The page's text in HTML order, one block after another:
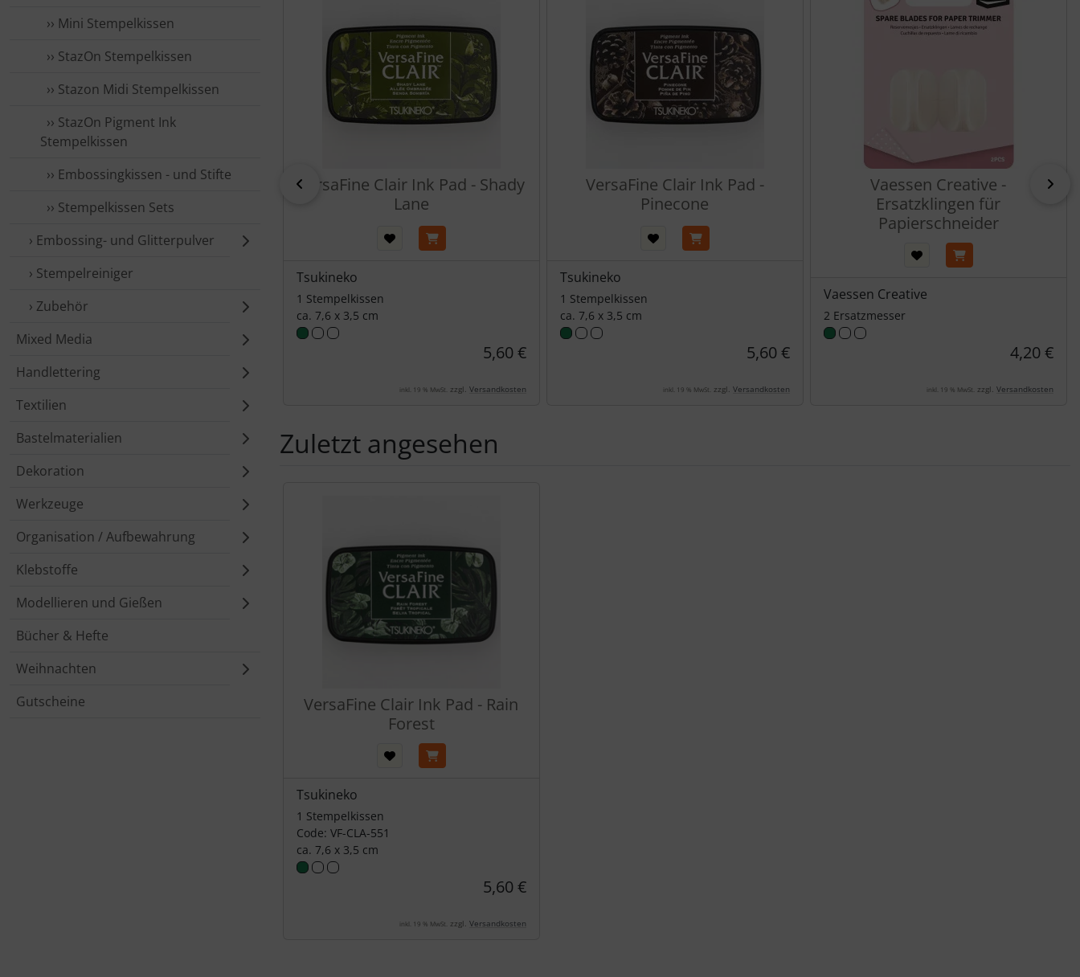
›› Mini Stempelkissen
›› StazOn Stempelkissen
›› Stazon Midi Stempelkissen
›› StazOn Pigment Ink
Stempelkissen
›› Embossingkissen - und Stifte
›› Stempelkissen Sets
› Embossing- und Glitterpulver
› Stempelreiniger
› Zubehör
Mixed Media
Handlettering
Textilien
Bastelmaterialien
Dekoration
Werkzeuge
Organisation / Aufbewahrung
Klebstoffe
Modellieren und Gießen
Bücher & Hefte
Weihnachten
Gutscheine
zurück
VersaFine Clair Ink Pad - Shady
Lane
Tsukineko
1 Stempelkissen
ca. 7,6 x 3,5 cm
5,60 €
inkl. 19 % MwSt. zzgl. Versandkosten
VersaFine Clair Ink Pad -
Pinecone
Tsukineko
1 Stempelkissen
ca. 7,6 x 3,5 cm
5,60 €
inkl. 19 % MwSt. zzgl. Versandkosten
Vaessen Creative -
Ersatzklingen für
Papierschneider
Vaessen Creative
2 Ersatzmesser
4,20 €
inkl. 19 % MwSt. zzgl. Versandkosten
Zuletzt angesehen
VersaFine Clair Ink Pad - Rain
Forest
Tsukineko
1 Stempelkissen
Code: VF-CLA-551
ca. 7,6 x 3,5 cm
5,60 €
inkl. 19 % MwSt. zzgl. Versandkosten